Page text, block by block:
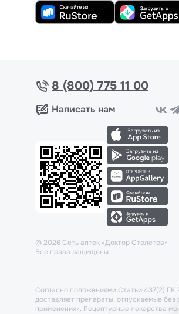
8 (800) 775 11 00
Написать нам
© 2026 Сеть аптек «Доктор Столетов»
Все права защищены
Согласно положениями Статьи 437(2) ГК
доставляет препараты, отпускаемые
применения». Рецептурные лекарства